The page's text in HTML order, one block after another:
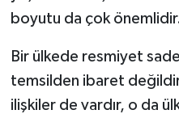
boyutu da çok
Bir ülkede resmiyet
temsilden ibaret
ilişkiler de vardır, o da